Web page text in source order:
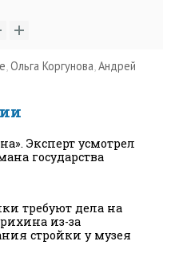
Ольга Коргунова Андрей
Эксперт усмотрел
государства
требуют дела на
из-за
стройки у музея